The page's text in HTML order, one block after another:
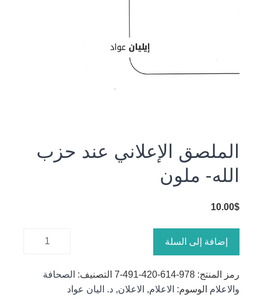
الملصق الإعلاني عند حزب
الله- ملون
10.00$
عند حزب
الله- ملون
إضافة إلى السلة
رمز المنتج: 978-614-420-491-7 التصنيف: الصحافة
والاعلام الوسوم: الاعلام, الاعلان, د. اليان عواد